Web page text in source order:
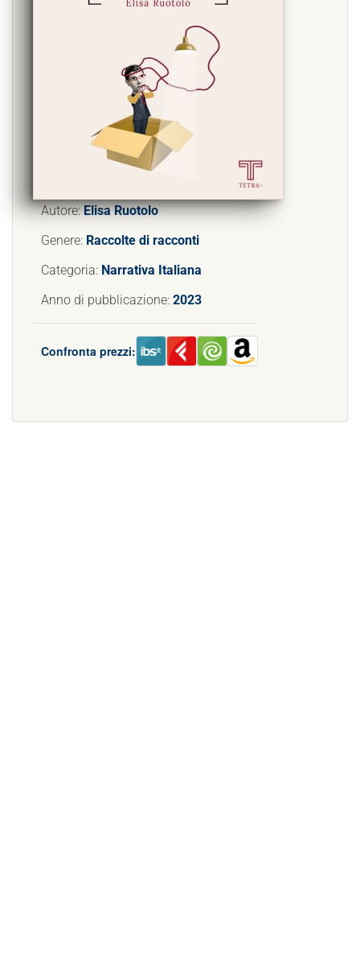
Autore:Elisa Ruotolo
Genere: Raccolte di racconti
Categoria: Narrativa Italiana
Anno di pubblicazione: 2023
Confronta prezzi: